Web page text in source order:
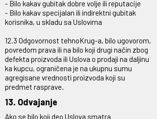
- Bilo kakav gubitak dobre volje ili reputacije
- Bilo kakav specijalan ili indirektni gubitak
korisnika, u skladu sa Uslovima
12.3 Odgovornost tehnoKrug-a, bilo ugovorom,
povredom prava ili na bilo koji drugi način zbog
defekta proizvoda ili Uslova o prodaji na daljinu
ka kupcu, ograničena je na ukupnu sumu
agregisane vrednosti proizvoda koji su
predmet rasprave.
13. Odvajanje
Ako se bilo koji deo Uslova smatra